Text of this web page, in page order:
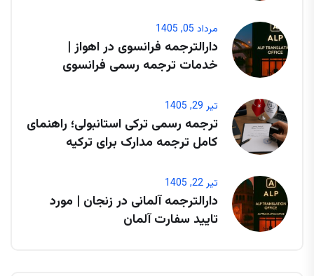
مرداد 05, 1405
دارالترجمه فرانسوی در اهواز |
خدمات ترجمه رسمی فرانسوی
تیر 29, 1405
ترجمه رسمی ترکی استانبولی؛ راهنمای
کامل ترجمه مدارک برای ترکیه
تیر 22, 1405
دارالترجمه آلمانی در زنجان | مورد
تایید سفارت آلمان